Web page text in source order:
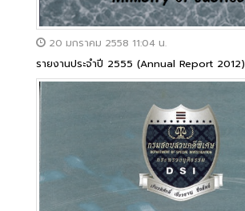
20 มกราคม 2558 11:04 น.
รายงานประจำปี 2555 (Annual Report 2012)